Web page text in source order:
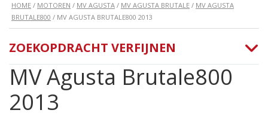
HOME / MOTOREN / MV AGUSTA / MV AGUSTA BRUTALE / MV AGUSTA
BRUTALE800 / MV AGUSTA BRUTALE800 2013
MV Agusta Brutale800
2013
ZOEKOPDRACHT VERFIJNEN